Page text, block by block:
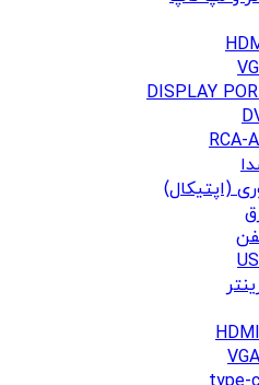
(اپتیکال)